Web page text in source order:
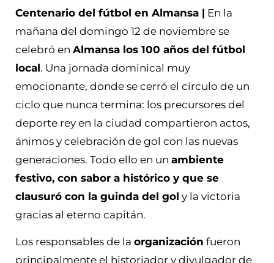
Centenario del fútbol en Almansa | En la
mañana del domingo 12 de noviembre se
celebró en Almansa los 100 años del fútbol
local. Una jornada dominical muy
emocionante, donde se cerró el círculo de un
ciclo que nunca termina: los precursores del
deporte rey en la ciudad compartieron actos,
ánimos y celebración de gol con las nuevas
generaciones. Todo ello en un ambiente
festivo, con sabor a histórico y que se
clausuró con la guinda del gol y la victoria
gracias al eterno capitán.
Los responsables de la organización fueron
principalmente el historiador y divulgador de